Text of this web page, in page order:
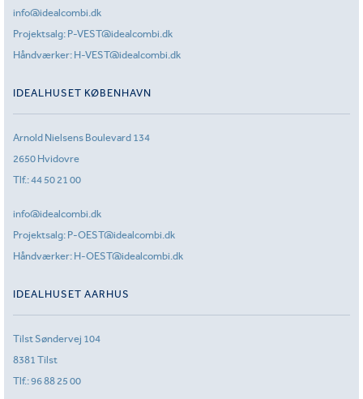
info@idealcombi.dk
Projektsalg: P-VEST@idealcombi.dk
Håndværker: H-VEST@idealcombi.dk
IDEALHUSET KØBENHAVN
Arnold Nielsens Boulevard 134
2650 Hvidovre
Tlf.:44 50 21 00
info@idealcombi.dk
Projektsalg: P-OEST@idealcombi.dk
Håndværker: H-OEST@idealcombi.dk
IDEALHUSET AARHUS
Tilst Søndervej 104
8381 Tilst
Tlf.:96 88 25 00